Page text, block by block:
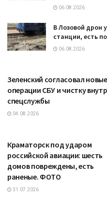
06.08.2026
В Лозовой дрон
станции, есть
06.08.2026
Зеленский согласовал новые
операции СБУ и чистку
спецслужбы
04.08.2026
Краматорск под ударом
российской авиации: шесть
домов повреждены, есть
раненые. ФОТО
31.07.2026